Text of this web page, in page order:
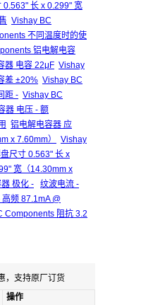
0.563" 长 x 0.299" 宽
Vishay BC
不同温度时的使
铝电解电容
器 电容 22μF Vishay
差 ±20% Vishay BC
距 - Vishay BC
器 电压 - 额
铝电解电容器 应
x 7.60mm）
Vishay
尺寸 0.563" 长 x
宽（14.30mm x
极化 -
纹波电流 -
频 87.1mA @
Components 阻抗 3.2
，支持原厂订货
操作